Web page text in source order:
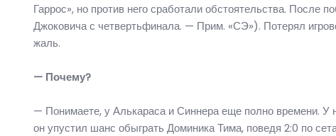
Гаррос», но против него сработали обстоятельства.
Джоковича с четвертьфинала. — Прим. «СЭ»). Потерял
жаль.
— Почему?
— Понимаете, у Алькараса и Синнера еще полно времени.
он упустил шанс обыграть Доминика Тима, поведя 2:0 по